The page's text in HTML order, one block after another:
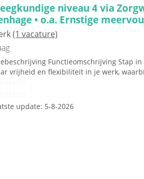
niveau 4 via
• o.a. Ernstige
(1 vacature)
Functieomschrijving Stap
vrijheid en flexibiliteit in je werk,
update: 5-8-2026